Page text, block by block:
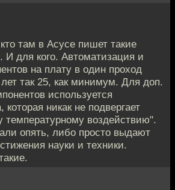
там в Асусе пишет такие
И для кого. Автоматизация и
на плату в один проход
так 25, как минимум. Для доп.
используется
которая никак не подвергает
температурному воздействию".
опять, либо просто выдают
науки и техники.